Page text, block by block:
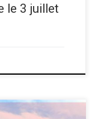
le 3 juillet